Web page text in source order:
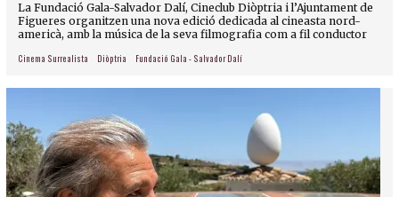
La Fundació Gala-Salvador Dalí, Cineclub Diòptria i l’Ajuntament de
Figueres organitzen una nova edició dedicada al cineasta nord-
americà, amb la música de la seva filmografia com a fil conductor
Cinema Surrealista Diòptria Fundació Gala - Salvador Dalí